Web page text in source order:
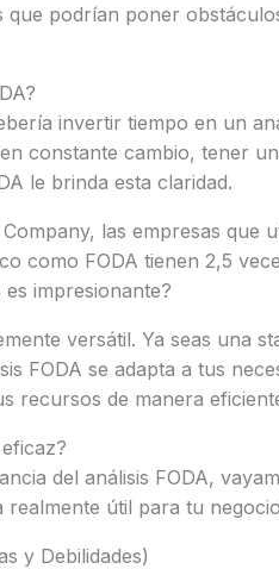
que podrían poner
invertir tiempo en un
constante cambio, tener
le brinda esta claridad.
las empresas que
como FODA tienen 2,5
impresionante?
versátil. Ya seas una
FODA se adapta a tus
recursos de manera
del análisis FODA,
realmente útil para tu
y Debilidades)